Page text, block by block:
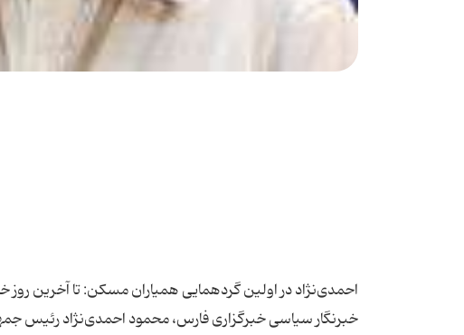
احمدی‌نژاد در اولین گردهمایی همیاران مسكن: تا آخرین
خبرنگار سیاسی خبرگزاری فارس، محمود احمدی‌نژاد رئیس